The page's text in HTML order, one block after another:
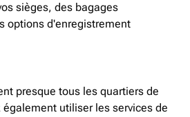
sièges, des bagages
options d'enregistrement
presque tous les quartiers de
utiliser les services de